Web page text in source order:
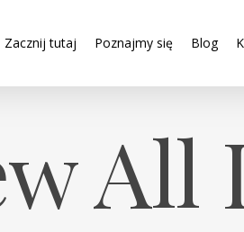
Zacznij tutaj Poznajmy się Blog
All